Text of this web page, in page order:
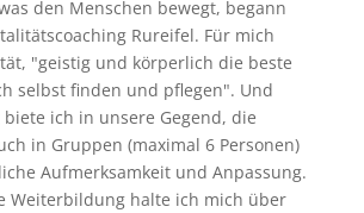
den Menschen bewegt, begann
Rureifel. Für mich
"geistig und körperlich die beste
selbst finden und pflegen". Und
biete ich in unsere Gegend, die
in Gruppen (maximal 6 Personen)
Aufmerksamkeit und Anpassung.
Weiterbildung halte ich mich über